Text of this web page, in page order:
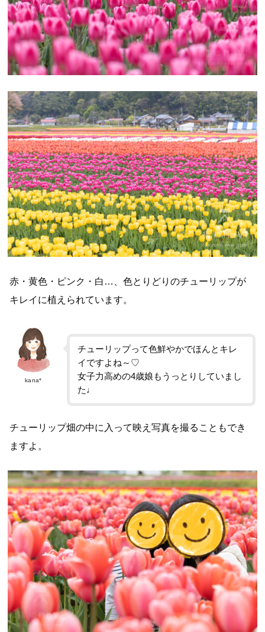
赤・黄色・ピンク・白…、色とりどりのチューリップが
キレイに植えられています。
kana*
チューリップって色鮮やかでほんとキレ
イですよね～♡
女子力高めの4歳娘もうっとりしていまし
た♩
チューリップ畑の中に入って映え写真を撮ることもでき
ますよ。